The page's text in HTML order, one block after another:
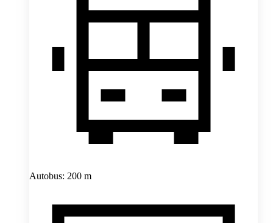
Autobus: 200 m